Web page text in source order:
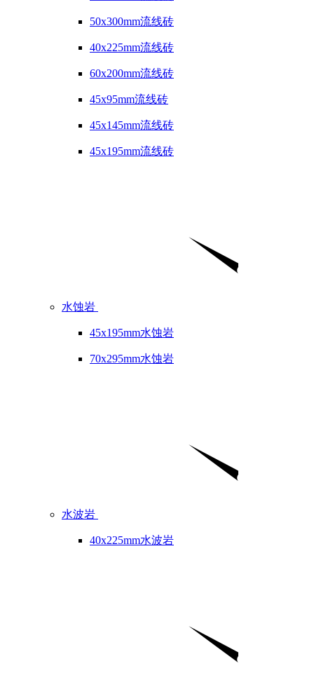
50x300mm流线砖
40x225mm流线砖
60x200mm流线砖
45x95mm流线砖
45x145mm流线砖
45x195mm流线砖
水蚀岩
45x195mm水蚀岩
70x295mm水蚀岩
水波岩
40x225mm水波岩